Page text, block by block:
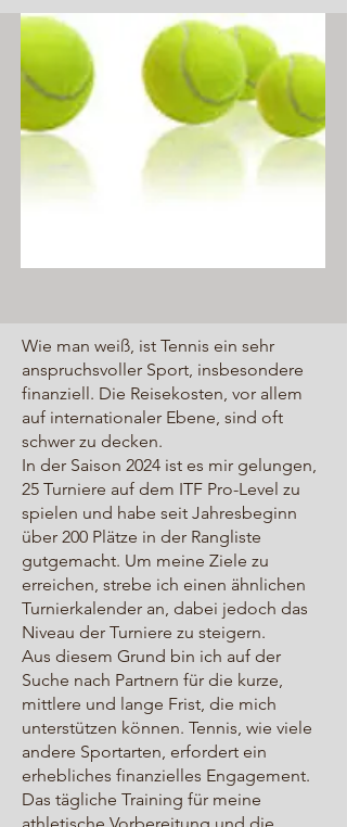
Wie man weiß, ist Tennis ein sehr
anspruchsvoller Sport, insbesondere
finanziell. Die Reisekosten, vor allem
auf internationaler Ebene, sind oft
schwer zu decken.
In der Saison 2024 ist es mir gelungen,
25 Turniere auf dem ITF Pro-Level zu
spielen und habe seit Jahresbeginn
über 200 Plätze in der Rangliste
gutgemacht. Um meine Ziele zu
erreichen, strebe ich einen ähnlichen
Turnierkalender an, dabei jedoch das
Niveau der Turniere zu steigern.
Aus diesem Grund bin ich auf der
Suche nach Partnern für die kurze,
mittlere und lange Frist, die mich
unterstützen können. Tennis, wie viele
andere Sportarten, erfordert ein
erhebliches finanzielles Engagement.
Das tägliche Training für meine